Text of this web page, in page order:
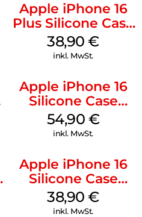
Apple iPhone 16
Plus Silicone Case
MagSafe Denim
38,90€
inkl. MwSt.
Apple iPhone 16
Silicone Case
MagSafe Black
54,90 €
inkl. MwSt.
Apple iPhone 16
Silicone Case
MagSafe
Ultramarine
38,90€
inkl. MwSt.